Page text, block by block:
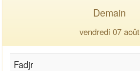
Demain
vendredi 07 août
Fadjr